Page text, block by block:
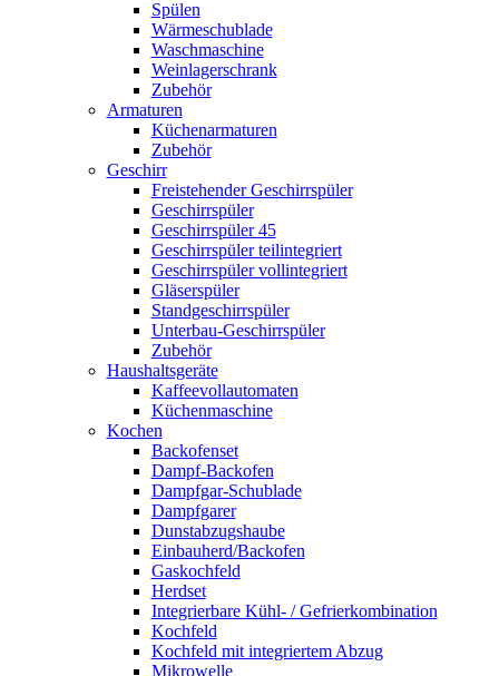
Spülen
Wärmeschublade
Waschmaschine
Weinlagerschrank
Zubehör
Armaturen
Küchenarmaturen
Zubehör
Geschirr
Freistehender Geschirrspüler
Geschirrspüler
Geschirrspüler 45
Geschirrspüler teilintegriert
Geschirrspüler vollintegriert
Gläserspüler
Standgeschirrspüler
Unterbau-Geschirrspüler
Zubehör
Haushaltsgeräte
Kaffeevollautomaten
Küchenmaschine
Kochen
Backofenset
Dampf-Backofen
Dampfgar-Schublade
Dampfgarer
Dunstabzugshaube
Einbauherd/Backofen
Gaskochfeld
Herdset
Integrierbare Kühl- / Gefrierkombination
Kochfeld
Kochfeld mit integriertem Abzug
Mikrowelle